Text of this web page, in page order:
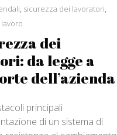
, sicurezza dei lavoratori,
dei
da legge a
dell’azienda
principali
di un sistema di